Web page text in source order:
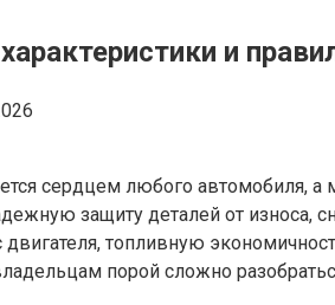
и
сердцем любого
защиту деталей от износа,
топливную
порой сложно